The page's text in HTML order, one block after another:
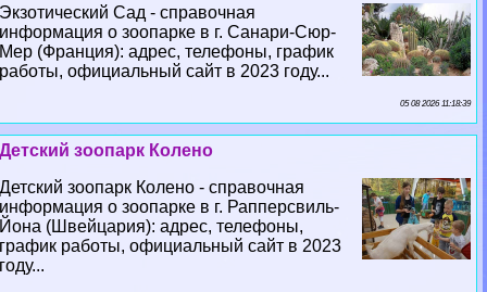
Экзотический Сад - справочная
информация о зоопарке в г. Санари-Сюр-
Мер (Франция): адрес, телефоны, график
работы, официальный сайт в 2023 году...
05 08 2026 11:18:39
Детский зоопарк Колено
Детский зоопарк Колено - справочная
информация о зоопарке в г. Рапперсвиль-
Йона (Швейцария): адрес, телефоны,
график работы, официальный сайт в 2023
году...